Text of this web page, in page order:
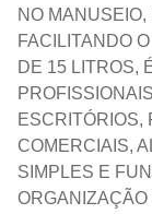
NO
FACILITANDO
DE 15 LITROS,
ESCRITÓRIOS,
COMERCIAIS,
SIMPLES E
ORGANIZAÇÃO